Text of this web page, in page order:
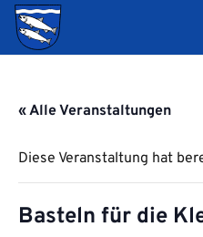
« Alle Veranstaltungen
Diese Veranstaltung hat
Basteln für die